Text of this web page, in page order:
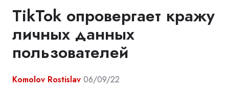
TikTok опровергает кражу
личных данных
пользователей
Komolov Rostislav 06/09/22